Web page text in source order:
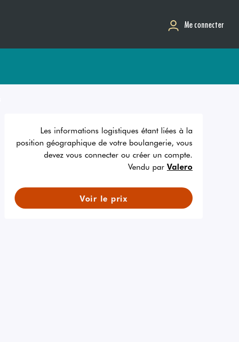
Me connecter
Les informations logistiques étant liées à la
position géographique de votre boulangerie, vous
devez vous connecter ou créer un compte.
Vendu par Valero
Voir le prix